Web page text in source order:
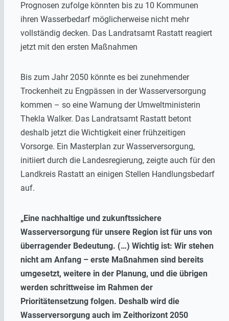
Prognosen zufolge könnten bis zu 10 Kommunen
ihren Wasserbedarf möglicherweise nicht mehr
vollständig decken. Das Landratsamt Rastatt reagiert
jetzt mit den ersten Maßnahmen
Bis zum Jahr 2050 könnte es bei zunehmender
Trockenheit zu Engpässen in der Wasserversorgung
kommen – so eine Warnung der Umweltministerin
Thekla Walker. Das Landratsamt Rastatt betont
deshalb jetzt die Wichtigkeit einer frühzeitigen
Vorsorge. Ein Masterplan zur Wasserversorgung,
initiiert durch die Landesregierung, zeigte auch für den
Landkreis Rastatt an einigen Stellen Handlungsbedarf
auf.
„Eine nachhaltige und zukunftssichere
Wasserversorgung für unsere Region ist für uns von
überragender Bedeutung. (…) Wichtig ist: Wir stehen
nicht am Anfang – erste Maßnahmen sind bereits
umgesetzt, weitere in der Planung, und die übrigen
werden schrittweise im Rahmen der
Prioritätensetzung folgen. Deshalb wird die
Wasserversorgung auch im Zeithorizont 2050